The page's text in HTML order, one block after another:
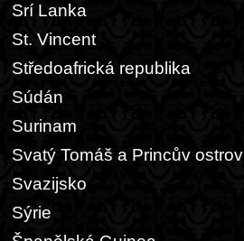
Srí Lanka
St. Vincent
Středoafrická republika
Súdán
Surinam
Svatý Tomáš a Princův ostrov
Svazijsko
Sýrie